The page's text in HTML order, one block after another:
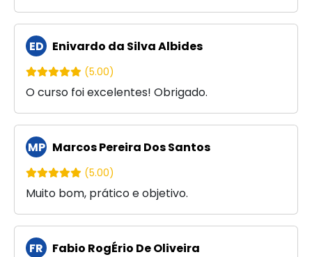
ED Enivardo da Silva Albides
(5.00)
O curso foi excelentes! Obrigado.
MP Marcos Pereira Dos Santos
(5.00)
Muito bom, prático e objetivo.
FR Fabio RogÉrio De Oliveira